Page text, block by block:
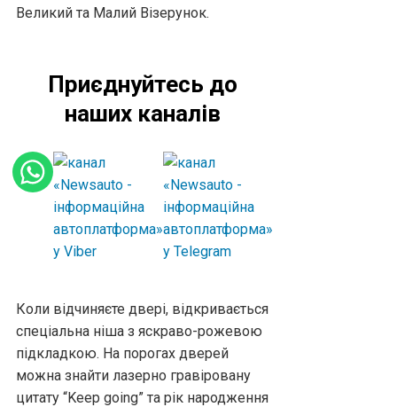
Великий та Малий Візерунок.
Приєднуйтесь до
наших каналів
Коли відчиняєте двері, відкривається
спеціальна ніша з яскраво-рожевою
підкладкою. На порогах дверей
можна знайти лазерно гравіровану
цитату “Keep going” та рік народження